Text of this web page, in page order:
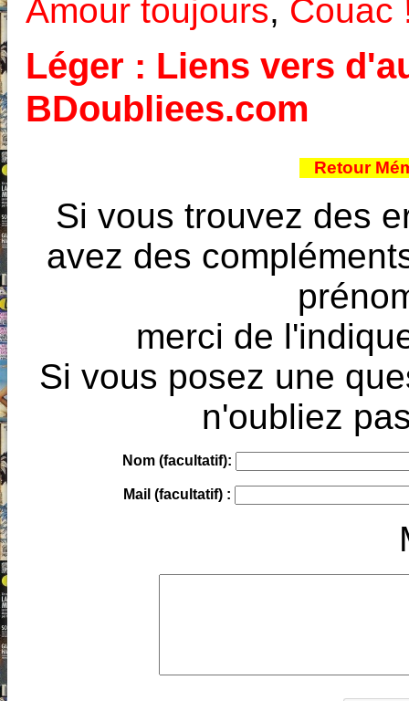
Amour toujours, Couac
Léger : Liens vers
BDoubliees.com
Retour
Si vous trouvez des
avez des
merci de
Si vous posez une
n'oubliez
Nom (facultatif):
Mail (facultatif) :